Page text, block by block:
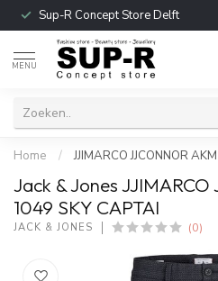
Sup-R Concept Store Delft
MENU
Home / JJIMARCO JJCONNOR
Jack & Jones
1049 SKY CAPTAI
JACK & JONES (0)